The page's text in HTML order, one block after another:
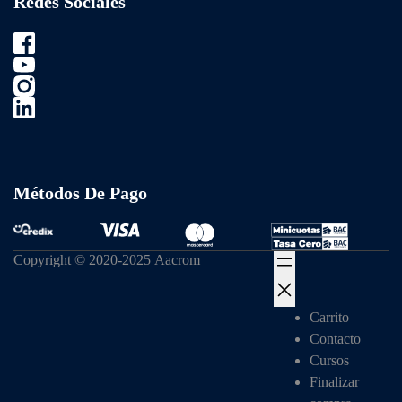
Métodos De Pago
Copyright © 2020-2025 Aacrom
Carrito
Contacto
Cursos
Finalizar